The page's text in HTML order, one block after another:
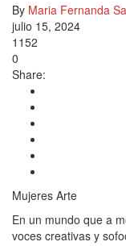
By Maria Fernanda
julio 15, 2024
1152
0
Share:
Mujeres Arte
En un mundo que a
voces creativas y